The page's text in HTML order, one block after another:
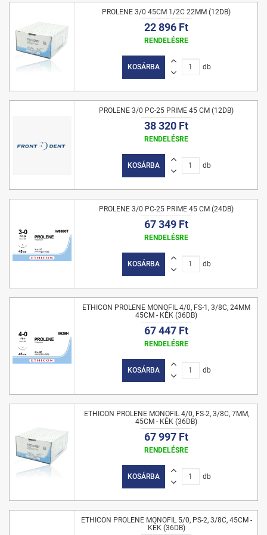
PROLENE 3/0 45CM 1/2C 22MM (12DB)
22 896 Ft
RENDELÉSRE
KOSÁRBA db
PROLENE 3/0 PC-25 PRIME 45 CM (12DB)
38 320 Ft
RENDELÉSRE
KOSÁRBA db
PROLENE 3/0 PC-25 PRIME 45 CM (24DB)
67 349 Ft
RENDELÉSRE
KOSÁRBA db
ETHICON PROLENE MONOFIL 4/0, FS-1, 3/8C, 24MM
45CM - KÉK (36DB)
67 447 Ft
RENDELÉSRE
KOSÁRBA db
ETHICON PROLENE MONOFIL 4/0, FS-2, 3/8C, 7MM,
45CM - KÉK (36DB)
67 997 Ft
RENDELÉSRE
KOSÁRBA db
ETHICON PROLENE MONOFIL 5/0, PS-2, 3/8C, 45CM -
KÉK (36DB)